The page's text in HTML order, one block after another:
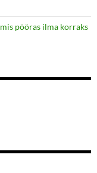
mis pööras ilma korraks